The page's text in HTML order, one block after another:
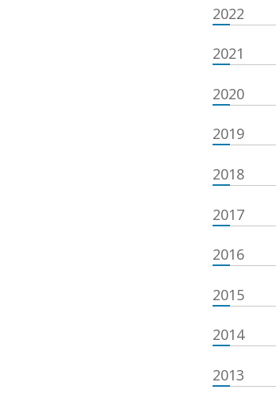
2022
2021
2020
2019
2018
2017
2016
2015
2014
2013